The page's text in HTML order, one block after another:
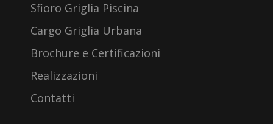
Sfioro Griglia Piscina
Cargo Griglia Urbana
Brochure e Certificazioni
Realizzazioni
Contatti